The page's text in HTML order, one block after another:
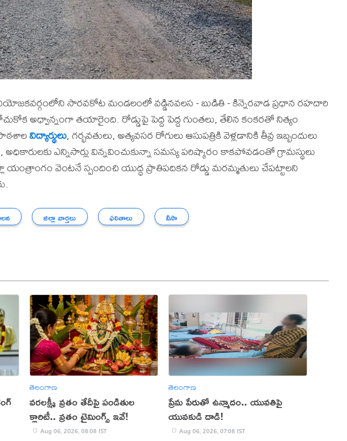
నియోజకవర్గంలోని సారవకోట మండలంలో వడ్డినవలస - బుడితి - కిన్నెరవాడ ప్రధాన రహదారి
అధ్వాన్నంగా తయారైంది. రోడ్డుపై పెద్ద పెద్ద గుంతలు, తేలిన కంకరతో నిత్యం
విద్యార్థులు, గర్భవతులు, అత్యవసర రోగులు ఆసుపత్రికి వెళ్లడానికి తీవ్ర ఇబ్బందులు
అధికారులకు ఎన్నిసార్లు విన్నవించుకున్నా సమస్య పరిష్కారం కాకపోవడంతో గ్రామస్థులు
యంత్రాంగం వెంటనే స్పందించి యుద్ధ ప్రాతిపదికన రోడ్డు మరమ్మతులు చేపట్టాలని
జిల్లా వార్తలు ఫలితాలు వీసా
తెలంగాణ
వరలక్ష్మీ వ్రతం తేదీపై పండితుల
క్లారిటీ.. వ్రతం టైమింగ్స్ ఇవే!
Aug 06, 2026, 08:08 IST
తెలంగాణ
ప్రేమ పేరుతో ఉన్మాదం.. యువతిపై
యువకుడి దాడి!
Aug 06, 2026, 07:08 IST